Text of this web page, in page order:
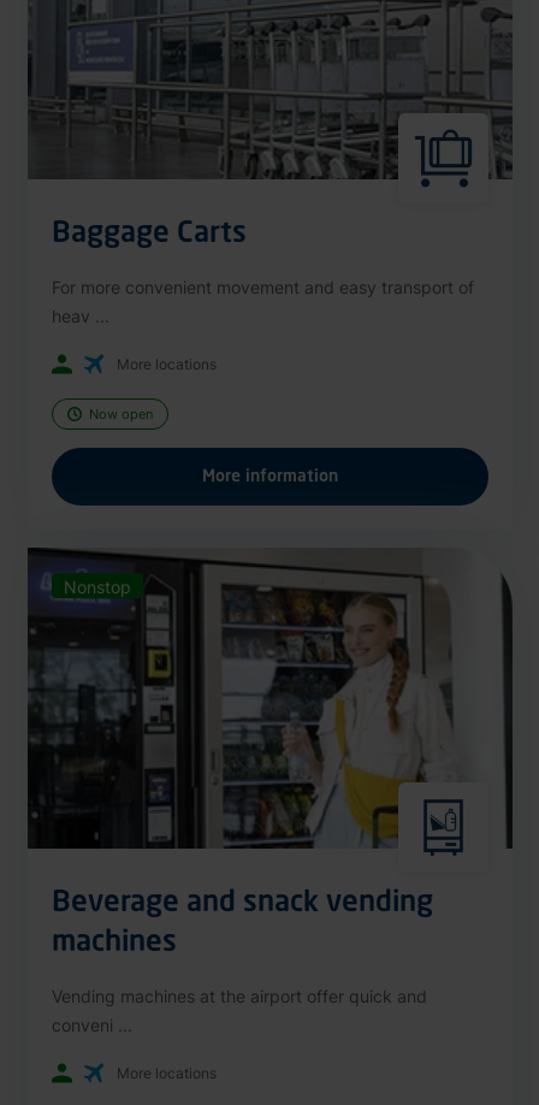
Baggage Carts
For more convenient movement and easy transport of
heav ...
More locations
Now open
More information
Nonstop
Beverage and snack vending
machines
Vending machines at the airport offer quick and
conveni ...
More locations